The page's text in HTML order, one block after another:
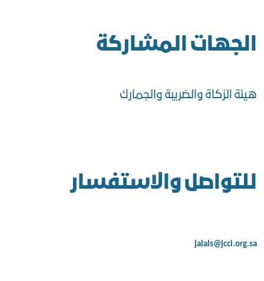
الجهات المشاركة
هيئة الزكاة والضريبة والجمارك
للتواصل والاستفسار
jalals@jcci.org.sa